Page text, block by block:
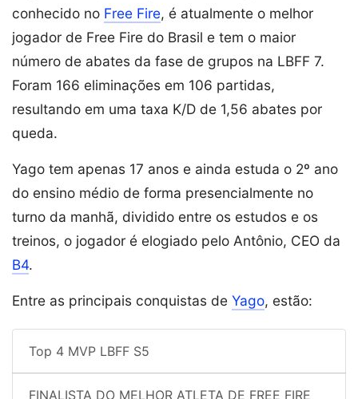
conhecido no Free Fire, é atualmente o melhor
jogador de Free Fire do Brasil e tem o maior
número de abates da fase de grupos na LBFF 7.
Foram 166 eliminações em 106 partidas,
resultando em uma taxa K/D de 1,56 abates por
queda.
Yago tem apenas 17 anos e ainda estuda o 2º ano
do ensino médio de forma presencialmente no
turno da manhã, dividido entre os estudos e os
treinos, o jogador é elogiado pelo Antônio, CEO da
B4.
Entre as principais conquistas de Yago, estão:
Top 4 MVP LBFF S5
FINALISTA DO MELHOR ATLETA DE FREE FIRE